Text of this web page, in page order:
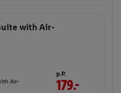
with Air-
Air-
p.P.
179.-